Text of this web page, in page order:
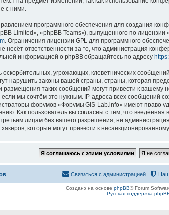
с ними.
программного обеспечения для создания
Limited», «phpBB Teams»), выпущенного по лицензии «
. Ограничения лицензии GPL для программного
несёт ответственности за то, что администрация
информацией о phpBB обращайтесь по адресу
угрожающих, клеветнических
нарушить законы вашей страны, страны, которая
таких сообщений могут привести к
если мы сочтём это нужным. IP-адреса всех сообщений
форумов «Форумы GIS-Lab.info» имеют право
Как пользователь вы согласны с тем, что
лицам без вашего разрешения, ни
которые могут привести к несанкционированному
Связаться с администрацией
Создано на основе phpBB® Forum
Русская поддержка phpBB